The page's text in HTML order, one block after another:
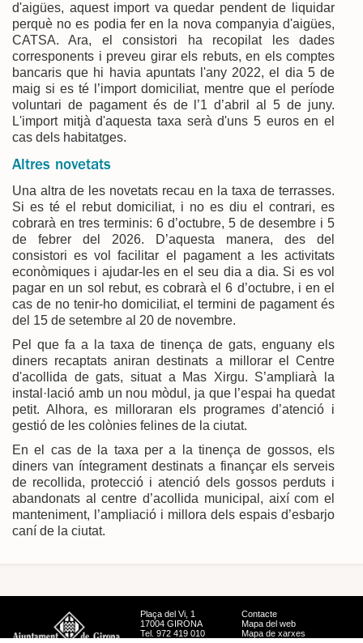
d'aigües, aquest import va quedar pendent de liquidar
perquè no es podia fer en la nova companyia d'aigües,
CATSA. Ara, el consistori ha recopilat les dades
corresponents i preveu girar els rebuts, en els comptes
bancaris que hi havia apuntats l'any 2022, el dia 5 de
maig si es té l’import domiciliat, mentre que el període
voluntari de pagament és de l’1 d’abril al 5 de juny.
L'import mitjà d'aquesta taxa serà d'uns 5 euros en el
cas dels habitatges.
Altres novetats
Una altra de les novetats recau en la taxa de terrasses.
Si es té el rebut domiciliat, i no es diu el contrari, es
cobrarà en tres terminis: 6 d’octubre, 5 de desembre i 5
de febrer del 2026. D’aquesta manera, des del
consistori es vol facilitar el pagament a les activitats
econòmiques i ajudar-les en el seu dia a dia. Si es vol
pagar en un sol rebut, es cobrarà el 6 d’octubre, i en el
cas de no tenir-ho domiciliat, el termini de pagament és
del 15 de setembre al 20 de novembre.
Pel que fa a la taxa de tinença de gats, enguany els
diners recaptats aniran destinats a millorar el Centre
d'acollida de gats, situat a Mas Xirgu. S’ampliarà la
instal·lació amb un nou mòdul, ja que l’espai ha quedat
petit. Alhora, es milloraran els programes d’atenció i
gestió de les colònies felines de la ciutat.
En el cas de la taxa per a la tinença de gossos, els
diners van íntegrament destinats a finançar els serveis
de recollida, protecció i atenció dels gossos perduts i
abandonats al centre d’acollida municipal, així com el
manteniment, l’ampliació i millora dels espais d’esbarjo
caní de la ciutat.
Plaça del Vi, 1
17004 GIRONA
Tel. 972 419 010
Contacte
Mapa del web
Mapa de xarxes